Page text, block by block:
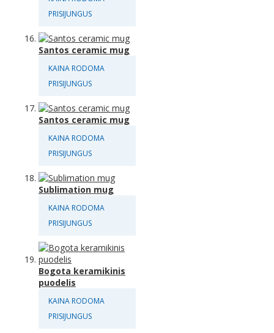
PRISIJUNGUS
Santos ceramic mug
KAINA RODOMA
PRISIJUNGUS
Santos ceramic mug
KAINA RODOMA
PRISIJUNGUS
Sublimation mug
KAINA RODOMA
PRISIJUNGUS
Bogota keramikinis
puodelis
KAINA RODOMA
PRISIJUNGUS